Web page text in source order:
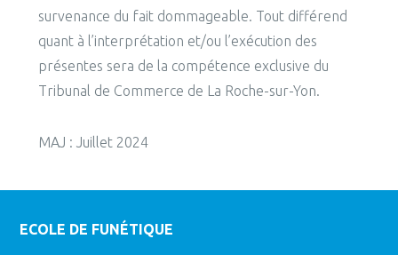
survenance du fait dommageable. Tout différend
quant à l’interprétation et/ou l’exécution des
présentes sera de la compétence exclusive du
Tribunal de Commerce de La Roche-sur-Yon.
MAJ : Juillet 2024
ECOLE DE FUNÉTIQUE